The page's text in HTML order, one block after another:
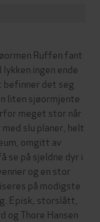
Ruffen fant
ingen ende
befinner det seg
liten sjøormjente
meget stor når
slu planer, helt
omgitt av
se på sjeldne dyr i
og en stor
på modigste
Episk, storslått,
og Thore Hansen